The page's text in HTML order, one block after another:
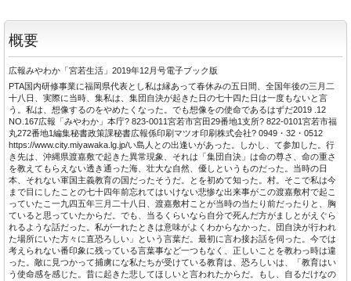
概要
広報みやわか「宮若生活」2019年12月号電子ブック版
PTA国内研修事業に福岡県代表とし私は縁あって春休みの五日間、全国年後の三月二
十八日、実際に当時、集私は、集団自決が起きた日の七十四た日は一度もないと言
う。私は、想像するのをやめたくなった。でも想像をの使命であるはずだ2019 .12
NO.167広報「みやわか」本庁? 823-0011宮若市宮田29番地1支所? 822-0101宮若市福
丸272番地1編集秘書政策課秘書広報係印刷マツオ印刷株式会社? 0949・32・0512
https://www.city.miyawaka.lg.jp/い島人との出逢いがあった。しかし、て参加した。行
き先は、沖縄県渡嘉敷で起きた異常現象、それは「集団自決」は命の尊さ、命の重さ
を教えてもらえない透き通った海、壮大な自然、優しというものだった。当時の日
本、それない軍国主義教育の国だったそうだ。とを初めて知った。村。そこで私は今
まで目にしたことの七十四年前忘れてはいけない悲惨な出来事がこの渡嘉敷村で起こ
っていたこ一九四五年三月二十八日、渡嘉敷村ことが当時の当たり前だったりと、胸
ていると思っていたからだ。でも、当るくらいなら自分で死んだ方がましとがえぐら
れるような話だった。私が一れたときは意味がよくわからなかった。団自決が行われ
た場所にいた方々に直恐ろしい」という言葉だ。最初に言わ接お話を伺った。今では
考えられない番印象に残っている言葉事など一つもなく、正しいことを教わっ時は違
った。敵に見つかって捕虜にな私たちが受けている教育は、恐ろしいは、「教育はい
う使命感を感じた。昔に起きた悲してほしいと言われたからだ。もし、自るだけなの